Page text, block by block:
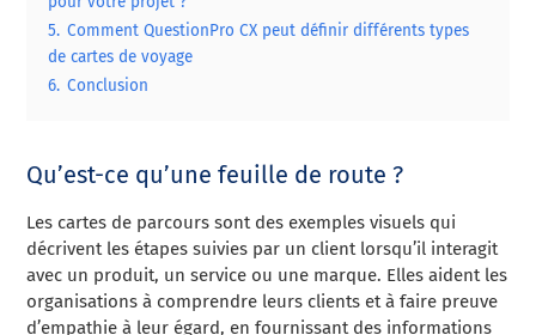
5. Comment QuestionPro CX peut définir différents types
de cartes de voyage
6. Conclusion
Qu’est-ce qu’une feuille de route ?
Les cartes de parcours sont des exemples visuels qui
décrivent les étapes suivies par un client lorsqu’il interagit
avec un produit, un service ou une marque. Elles aident les
organisations à comprendre leurs clients et à faire preuve
d’empathie à leur égard, en fournissant des informations